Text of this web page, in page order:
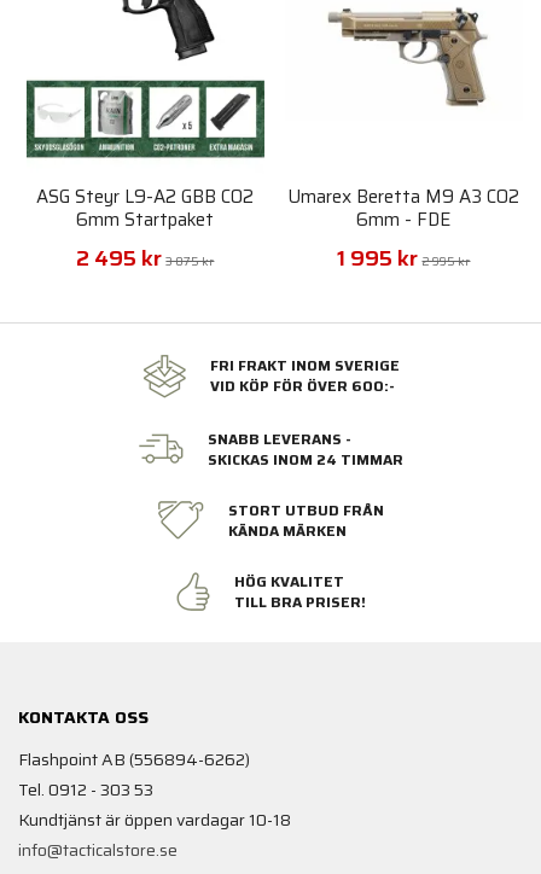
ASG Steyr L9-A2 GBB CO2
6mm Startpaket
2 495 kr 3 075 kr
Umarex Beretta M9 A3 CO2
6mm - FDE
1 995 kr 2 995 kr
FRI FRAKT INOM SVERIGE
VID KÖP FÖR ÖVER 600:-
SNABB LEVERANS -
SKICKAS INOM 24 TIMMAR
STORT UTBUD FRÅN
KÄNDA MÄRKEN
HÖG KVALITET
TILL BRA PRISER!
KONTAKTA OSS
Flashpoint AB (556894-6262)
Tel. 0912 - 303 53
Kundtjänst är öppen vardagar 10-18
info@tacticalstore.se